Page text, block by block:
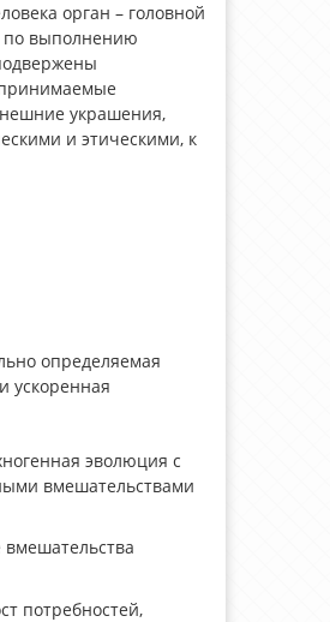
орган – головной
по выполнению
украшения,
и этическими, к
определяемая
ускоренная
эволюция с
вмешательствами
потребностей,